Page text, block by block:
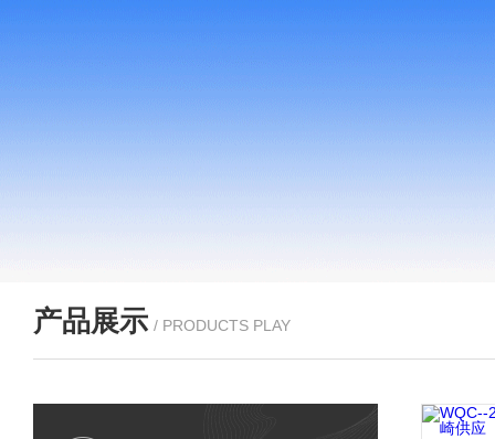
产品展示 / PRODUCTS PLAY